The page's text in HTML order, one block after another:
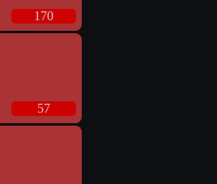
170
57